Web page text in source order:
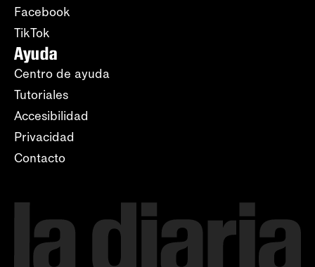
Facebook
TikTok
Ayuda
Centro de ayuda
Tutoriales
Accesibilidad
Privacidad
Contacto